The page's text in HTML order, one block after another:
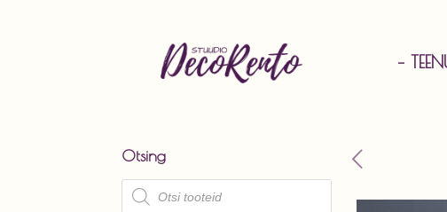
–
Otsing
Products
search